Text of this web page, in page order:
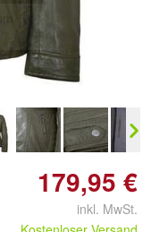
179,95 €
inkl. MwSt.